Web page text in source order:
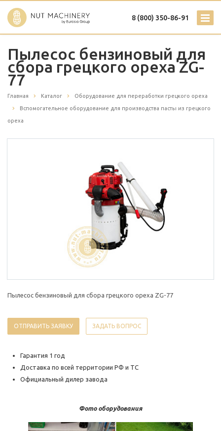
8 (800) 350-86-91
Пылесос бензиновый для
сбора грецкого ореха ZG-
77
Главная Каталог Оборудование для переработки грецкого ореха
Вспомогательное оборудование для производства пасты из грецкого
ореха
Пылесос бензиновый для сбора грецкого ореха ZG-77
ОТПРАВИТЬ ЗАЯВКУ ЗАДАТЬ ВОПРОС
Гарантия 1 год
Доставка по всей территории РФ и ТС
Официальный дилер завода
Фото оборудования